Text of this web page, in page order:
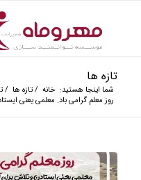
تازه ها
شما اینجا هستید: خانه / تازه ها /
روز معلم گرامی باد. معلمی یعنی